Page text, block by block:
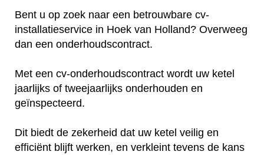
Bent u op zoek naar een betrouwbare cv-
installatieservice in Hoek van Holland? Overweeg
dan een onderhoudscontract.
Met een cv-onderhoudscontract wordt uw ketel
jaarlijks of tweejaarlijks onderhouden en
geïnspecteerd.
Dit biedt de zekerheid dat uw ketel veilig en
efficiënt blijft werken, en verkleint tevens de kans